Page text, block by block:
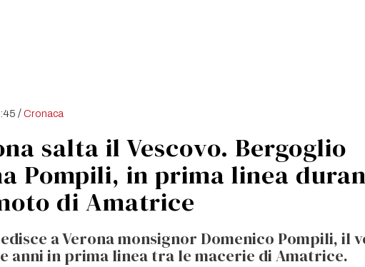
/Cronaca
salta il Vescovo. Bergoglio
Pompili, in prima linea
di Amatrice
a Verona monsignor Domenico Pompili, il
anni in prima linea tra le macerie di Amatrice.